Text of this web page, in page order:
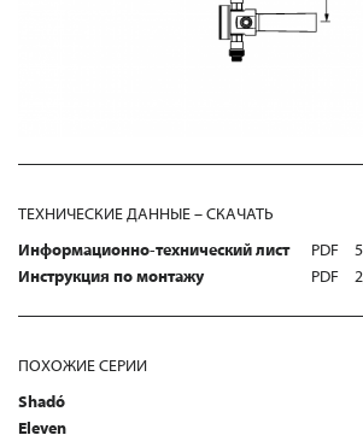
ТЕХНИЧЕСКИЕ ДАННЫЕ – СКАЧАТЬ
Информационно-технический лист
PDF
Инструкция по монтажу
PDF
ПОХОЖИЕ СЕРИИ
Shadó
Eleven